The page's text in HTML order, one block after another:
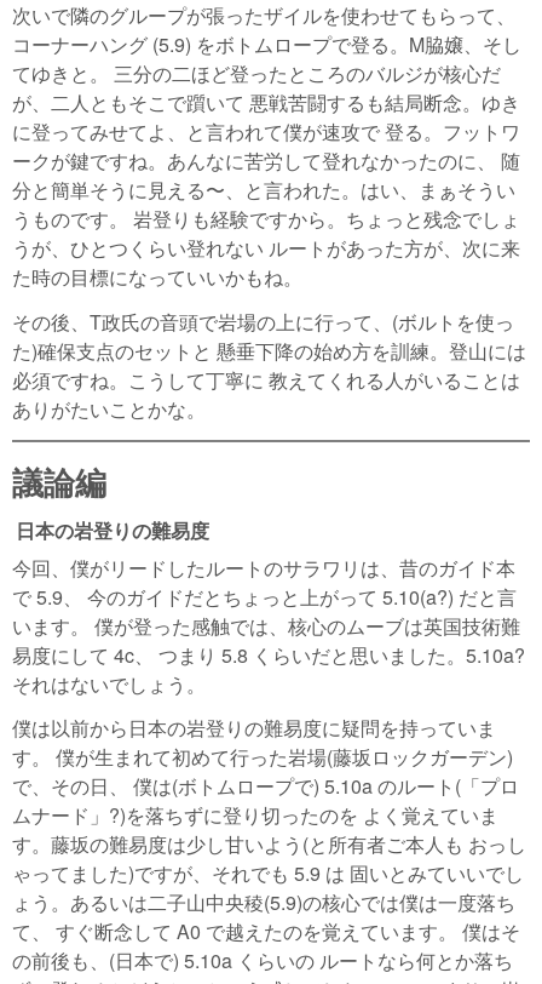
次いで隣のグループが張ったザイルを使わせてもらって、
コーナーハング (5.9) をボトムロープで登る。M脇嬢、そし
てゆきと。 三分の二ほど登ったところのバルジが核心だ
が、二人ともそこで躓いて 悪戦苦闘するも結局断念。ゆき
に登ってみせてよ、と言われて僕が速攻で 登る。フットワ
ークが鍵ですね。あんなに苦労して登れなかったのに、 随
分と簡単そうに見える〜、と言われた。はい、まぁそうい
うものです。 岩登りも経験ですから。ちょっと残念でしょ
うが、ひとつくらい登れない ルートがあった方が、次に来
た時の目標になっていいかもね。
その後、T政氏の音頭で岩場の上に行って、(ボルトを使っ
た)確保支点のセットと 懸垂下降の始め方を訓練。登山には
必須ですね。こうして丁寧に 教えてくれる人がいることは
ありがたいことかな。
議論編
日本の岩登りの難易度
今回、僕がリードしたルートのサラワリは、昔のガイド本
で 5.9、 今のガイドだとちょっと上がって 5.10(a?) だと言
います。 僕が登った感触では、核心のムーブは英国技術難
易度にして 4c、 つまり 5.8 くらいだと思いました。5.10a?
それはないでしょう。
僕は以前から日本の岩登りの難易度に疑問を持っていま
す。 僕が生まれて初めて行った岩場(藤坂ロックガーデン)
で、その日、 僕は(ボトムロープで) 5.10a のルート(「プロ
ムナード」?)を落ちずに登り切ったのを よく覚えていま
す。藤坂の難易度は少し甘いよう(と所有者ご本人も おっし
ゃってました)ですが、それでも 5.9 は 固いとみていいでし
ょう。あるいは二子山中央稜(5.9)の核心では僕は一度落ち
て、 すぐ断念して A0 で越えたのを覚えています。 僕はそ
の前後も、(日本で) 5.10a くらいの ルートなら何とか落ち